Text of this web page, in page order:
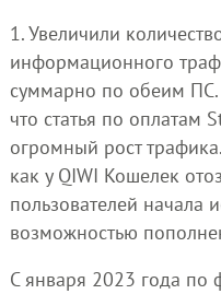
1. Увеличили
информационного
суммарно по обеим ПС.
что статья по оплатам
огромный рост
как у QIWI Кошелек
пользователей начала
возможностью
С января 2023 года по